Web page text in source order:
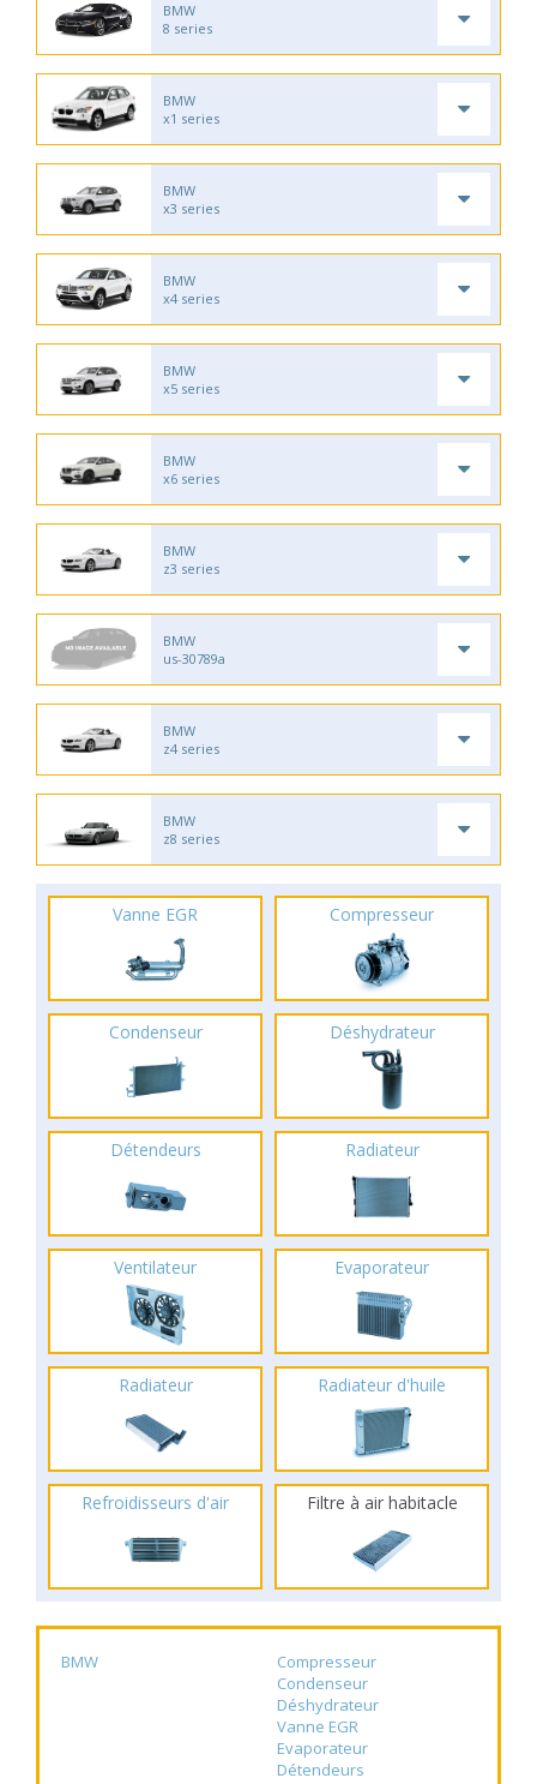
BMW
8 series
BMW
x1 series
BMW
x3 series
BMW
x4 series
BMW
x5 series
BMW
x6 series
BMW
z3 series
BMW
us-30789a
BMW
z4 series
BMW
z8 series
Vanne EGR Compresseur
Condenseur Déshydrateur
Détendeurs Radiateur
Ventilateur Evaporateur
Radiateur Radiateur d'huile
Refroidisseurs d'air Filtre à air habitacle
BMW
Compresseur
Condenseur
Déshydrateur
Vanne EGR
Evaporateur
Détendeurs